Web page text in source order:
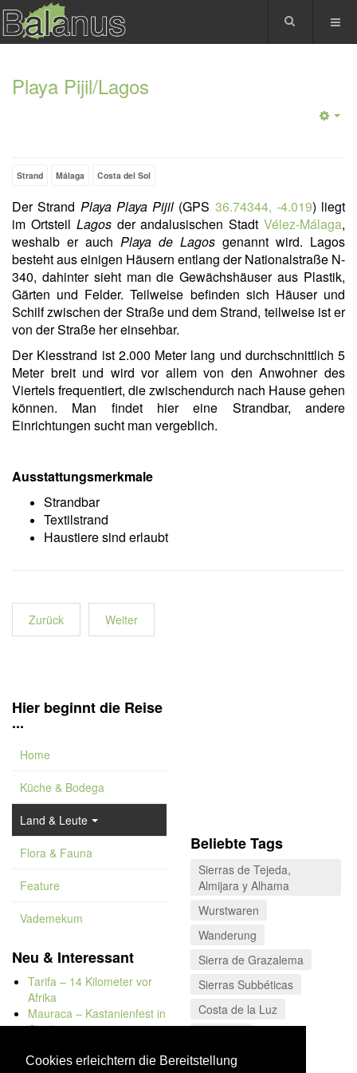
Cookies erleichtern die Bereitstellung
Playa Pijil/Lagos
Strand Málaga Costa del Sol
Der Strand Playa Playa Pijil (GPS 36.74344, -4.019) liegt
im Ortsteil Lagosder andalusischen StadtVélez-Málaga,
weshalb er auch Playa de Lagos genannt wird. Lagos
besteht aus einigen Häusern entlang der Nationalstraße N-
340, dahinter sieht man die Gewächshäuser aus Plastik,
Gärten und Felder. Teilweise befinden sich Häuser und
Schilf zwischen der Straße und dem Strand, teilweise ist er
von der Straße her einsehbar.
Der Kiesstrand ist 2.000 Meter lang und durchschnittlich 5
Meter breit und wird vor allem von den Anwohner des
Viertels frequentiert, die zwischendurch nach Hause gehen
können. Man findet hier eine Strandbar, andere
Einrichtungen sucht man vergeblich.
Ausstattungsmerkmale
Strandbar
Textilstrand
Haustiere sind erlaubt
Zurück Weiter
Hier beginnt die Reise
...
Home
Küche & Bodega
Land & Leute
Flora & Fauna
Feature
Vademekum
Neu & Interessant
Tarifa – 14 Kilometer vor
Afrika
Mauraca – Kastanienfest in
Capileira
Bolonia
Beliebte Tags
Sierras de Tejeda,
Almijara y Alhama
Wurstwaren
Wanderung
Sierra de Grazalema
Sierras Subbéticas
Costa de la Luz
Costa Tropical